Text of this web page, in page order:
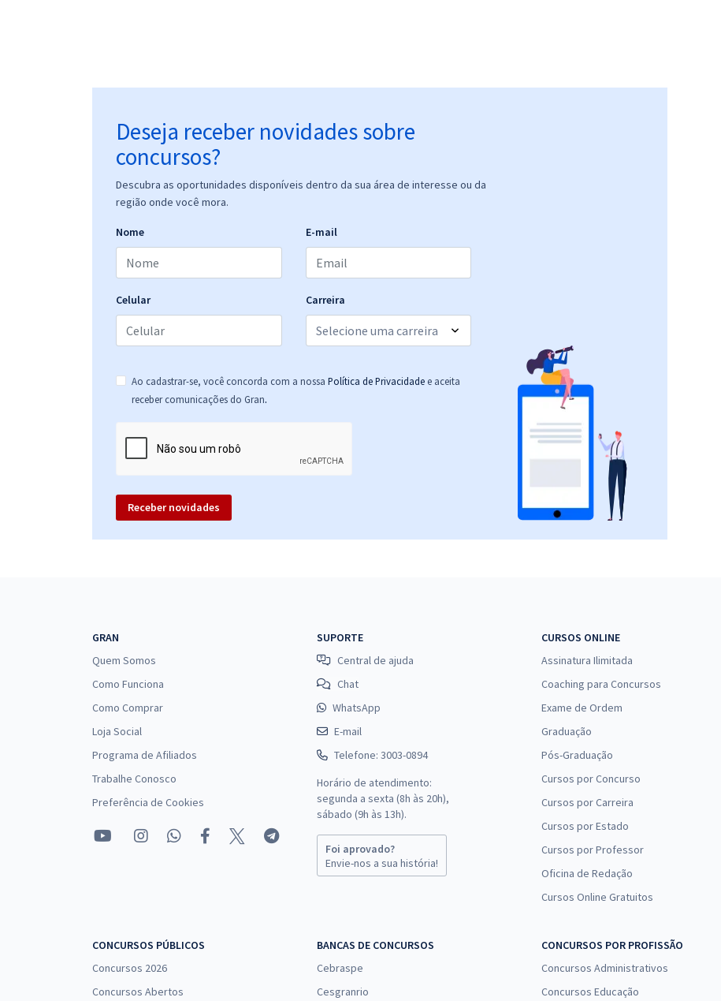
Deseja receber novidades sobre
concursos?
Descubra as oportunidades disponíveis dentro da sua área de interesse ou da
região onde você mora.
Nome E-mail
Celular Carreira
Ao cadastrar-se, você concorda com a nossa Política de Privacidade e aceita
receber comunicações do Gran.
Receber novidades
GRAN
Quem Somos
Como Funciona
Como Comprar
Loja Social
Programa de Afiliados
Trabalhe Conosco
Preferência de Cookies
SUPORTE
Central de ajuda
Chat
WhatsApp
E-mail
Telefone: 3003-0894
Horário de atendimento:
segunda a sexta (8h às 20h),
sábado (9h às 13h).
Foi aprovado?
Envie-nos a sua história!
CURSOS ONLINE
Assinatura Ilimitada
Coaching para Concursos
Exame de Ordem
Graduação
Pós-Graduação
Cursos por Concurso
Cursos por Carreira
Cursos por Estado
Cursos por Professor
Oficina de Redação
Cursos Online Gratuitos
CONCURSOS PÚBLICOS
Concursos 2026
Concursos Abertos
BANCAS DE CONCURSOS
Cebraspe
Cesgranrio
CONCURSOS POR PROFISSÃO
Concursos Administrativos
Concursos Educação